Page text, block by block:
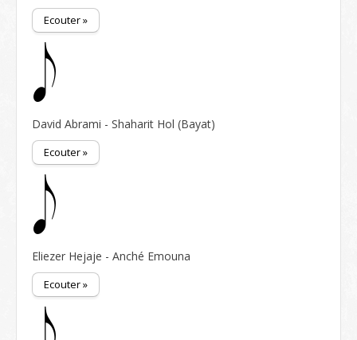
Ecouter »
David Abrami - Shaharit Hol (Bayat)
Ecouter »
Eliezer Hejaje - Anché Emouna
Ecouter »